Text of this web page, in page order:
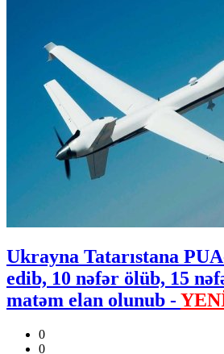
Ukrayna Tatarıstana
edib, 10 nəfər ölüb, 15
matəm elan olunub -
0
0